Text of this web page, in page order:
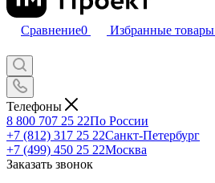
Сравнение0 Избранные товары
Телефоны
8 800 707 25 22По России
+7 (812) 317 25 22Санкт-Петербург
+7 (499) 450 25 22Москва
Заказать звонок